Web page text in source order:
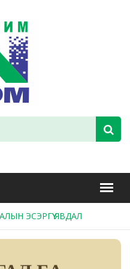
ЭСЭРГҮҮ ЯВДАЛ